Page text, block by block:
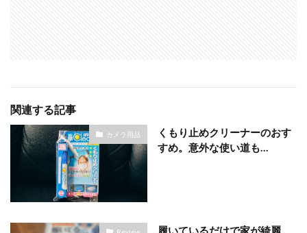
関連する記事
カメラ用品
くもり止めクリーナーのおす
すめ。意外な使い道も…
履いているだけで家が綺麗